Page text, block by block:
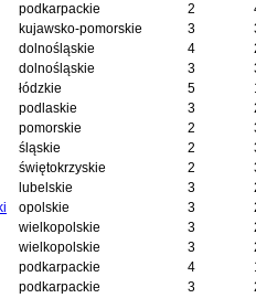
podkarpackie 2
kujawsko-pomorskie 3
dolnośląskie 4
dolnośląskie 3
łódzkie 5
podlaskie 3
pomorskie 2
śląskie 2
świętokrzyskie 2
lubelskie 3
opolskie 3
wielkopolskie 3
wielkopolskie 3
podkarpackie 4
podkarpackie 3